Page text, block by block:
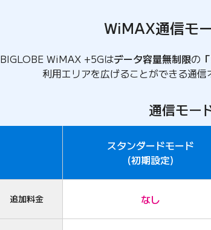
WiMAX通信モ
BIGLOBE WiMAX +5Gはデータ容量無制限の
利用エリアを広げることができる通信
通信モー
スタンダードモード
(初期設定)
追加料金 なし